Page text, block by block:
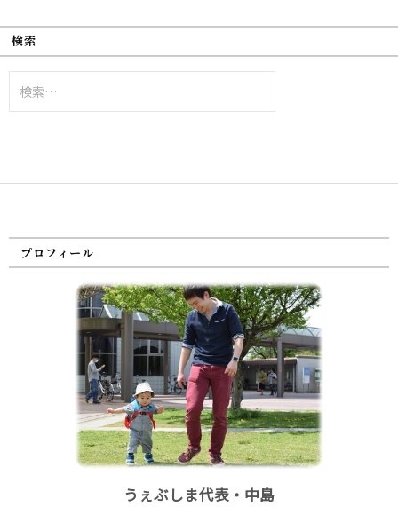
検索
索:
プロフィール
うぇぶしま代表・中島